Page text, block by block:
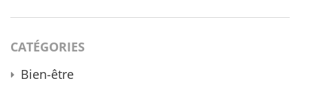
CATÉGORIES
Bien-être